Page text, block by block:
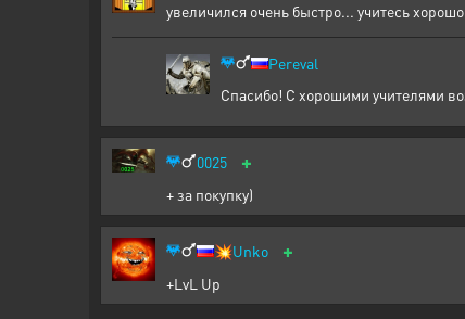
увеличился очень быстро... учитесь
Pereval
Спасибо! С хорошими учителями
0025 +
+ за покупку)
💥Unko +
+LvL Up